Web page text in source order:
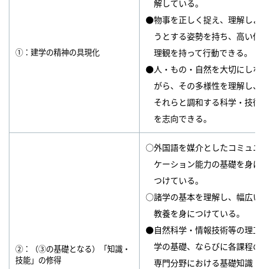
①：建学の精神の具現化
解している。
●物事を正しく捉え、理解しよ
うとする姿勢を持ち、高い倫
理観を持って行動できる。
●人・もの・自然を大切にしな
がら、その多様性を理解し、
それらと調和する科学・技術
を志向できる。
②：（③の基礎となる）「知識・
技能」の修得
○外国語を媒介としたコミュニ
ケーション能力の基礎を身に
つけている。
○諸学の基本を理解し、幅広い
教養を身につけている。
●自然科学・情報技術等の理工
学の基礎、ならびに各課程の
専門分野における基礎知識・